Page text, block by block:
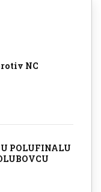
NC
POLUFINALU